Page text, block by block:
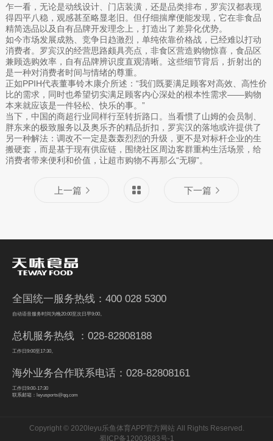
乍一看，无论是动线设计、门店装潢，还是品类排布，罗宾汉都表现
得四平八稳，观感甚至略显老旧。但仔细揣摩便能发现，它在非食品
精简选品以及自有品牌开发理念上，打造出了差异化优势。
如今市场发展成熟、竞争日趋激烈，单纯依靠价格战，已经难以打动
消费者。罗宾汉的经营思路颇具亮点，非食区营造购物惊喜，食品区
兼顾选购效率，自有品牌辨识度直观清晰。这些细节背后，折射出的
是一种对消费者时间与情绪的尊重。
正如PPIH代表董事铃木康介所述：“我们既要满足顾客对高效、高性价
比的需求，同时也希望切实满足顾客内心深处的根本性需求——购物
本来就应该是一件轻松、快乐的事。”
当下，中国的商超行业同样行至转折路口。当看惯了山姆的会员制、
胖东来的极致服务以及奥乐齐的精品折扣，罗宾汉的落地或许提供了
另一种解法：调改不一定是轰轰烈烈的升级，更不是对标杆企业的生
搬硬套，而是基于现有供应链，围绕社区周边客群重构生活场景，给
消费者带来便利和价值，让超市购物不再那么“无聊”。
上一篇 下一篇
全国统一服务热线：400 028 5300
自动语音服务时间为晚20:00至次日早9:00。
总机服务热线 ：028-82808188
工作日9:00至17:30。
海外业务合作联系电话：028-82808161
工作日9:00-17:30
联系邮箱：leyusports@qq.com
Copyright © 2020leyu乐鱼体育APP官方网站 All Rights Reserved.
蜀ICP备12003683号-1